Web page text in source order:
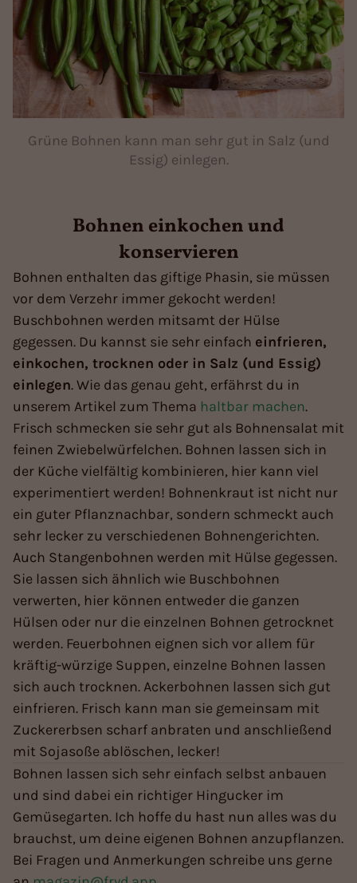
Grüne Bohnen kann man sehr gut in Salz (und
Essig) einlegen.
Bohnen einkochen und
konservieren
Bohnen enthalten das giftige Phasin, sie müssen
vor dem Verzehr immer gekocht werden!
Buschbohnen werden mitsamt der Hülse
gegessen. Du kannst sie sehr einfach einfrieren,
einkochen, trocknen oder in Salz (und Essig)
einlegen. Wie das genau geht, erfährst du in
unserem Artikel zum Thema haltbar machen.
Frisch schmecken sie sehr gut als Bohnensalat mit
feinen Zwiebelwürfelchen. Bohnen lassen sich in
der Küche vielfältig kombinieren, hier kann viel
experimentiert werden! Bohnenkraut ist nicht nur
ein guter Pflanznachbar, sondern schmeckt auch
sehr lecker zu verschiedenen Bohnengerichten.
Auch Stangenbohnen werden mit Hülse gegessen.
Sie lassen sich ähnlich wie Buschbohnen
verwerten, hier können entweder die ganzen
Hülsen oder nur die einzelnen Bohnen getrocknet
werden. Feuerbohnen eignen sich vor allem für
kräftig-würzige Suppen, einzelne Bohnen lassen
sich auch trocknen. Ackerbohnen lassen sich gut
einfrieren. Frisch kann man sie gemeinsam mit
Zuckererbsen scharf anbraten und anschließend
mit Sojasoße ablöschen, lecker!
Bohnen lassen sich sehr einfach selbst anbauen
und sind dabei ein richtiger Hingucker im
Gemüsegarten. Ich hoffe du hast nun alles was du
brauchst, um deine eigenen Bohnen anzupflanzen.
Bei Fragen und Anmerkungen schreibe uns gerne